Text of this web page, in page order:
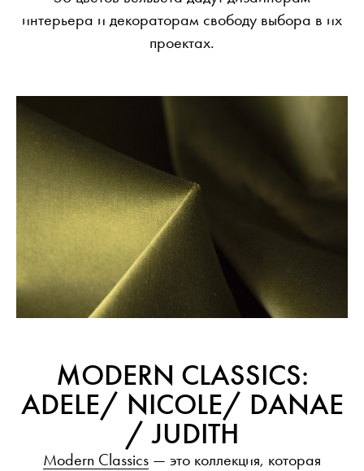
интерьера и декораторам свободу выбора в их
проектах.
MODERN CLASSICS:
ADELE/ NICOLE/ DANAE
/ JUDITH
Modern Classics — это коллекция, которая